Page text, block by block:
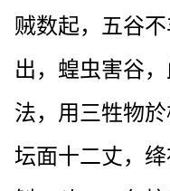
贼数起，五谷
出，蝗虫害谷
法，用三牲物於
坛面十二丈，